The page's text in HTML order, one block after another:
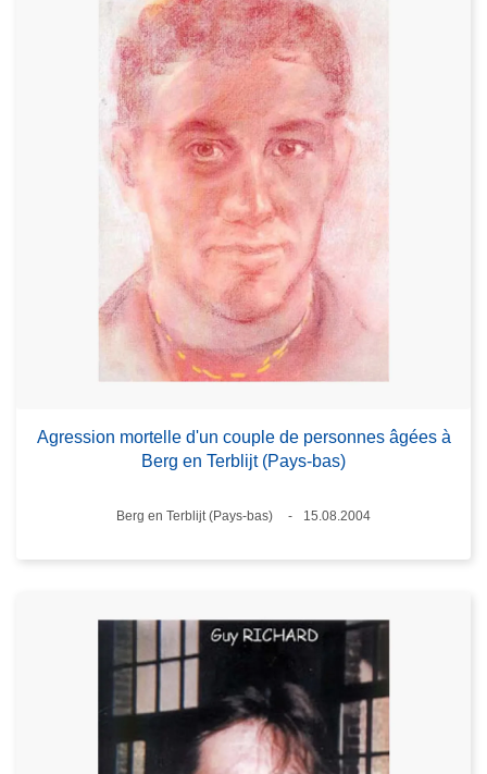
Agression mortelle d'un couple de personnes âgées à
Berg en Terblijt (Pays-bas)
Standort
Berg en Terblijt (Pays-bas)
15.08.2004